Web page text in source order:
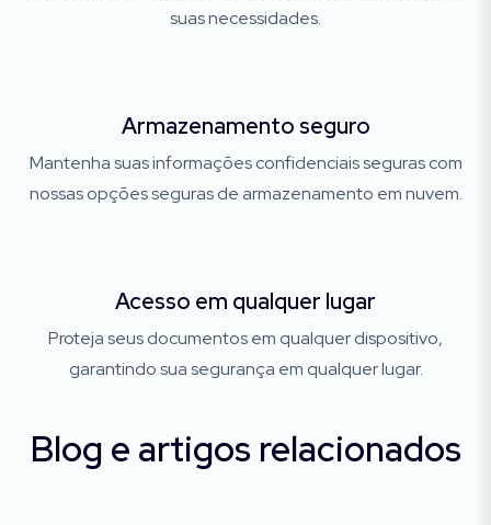
suas necessidades.
Armazenamento seguro
Mantenha suas informações confidenciais seguras com
nossas opções seguras de armazenamento em nuvem.
Acesso em qualquer lugar
Proteja seus documentos em qualquer dispositivo,
garantindo sua segurança em qualquer lugar.
Blog e artigos relacionados